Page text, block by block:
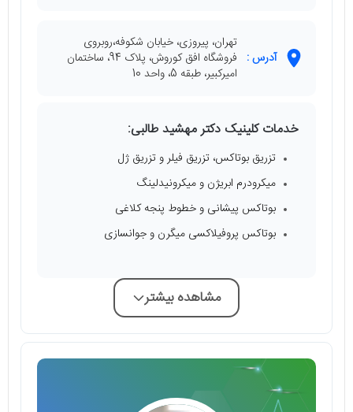
آدرس :
تهران، پیروزی، خیابان شکوفه،روبروی
فروشگاه افق کوروش، پلاک 94، ساختمان
امیرکبیر، طبقه 5، واحد 10
خدمات کلینیک دکتر مهشید طالبی:
تزریق بوتاکس، تزریق فیلر و تزریق ژل
میکرودرم ابریژن و میکرونیدلینگ
بوتاکس پیشانی و خطوط پنجه کلاغی
بوتاکس پروفیلاکسی میگرن و جوانسازی
مشاهده بیشتر